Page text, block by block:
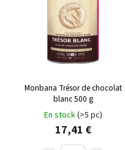
Monbana Trésor de chocolat
blanc 500 g
En stock(>5 pc)
17,41 €